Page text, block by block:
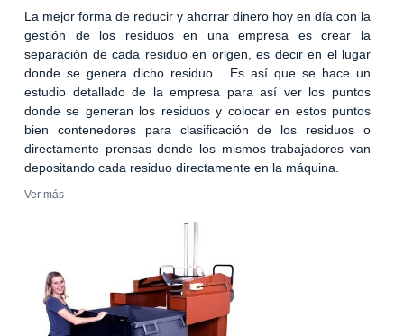
La mejor forma de reducir y ahorrar dinero hoy en día con la
gestión de los residuos en una empresa es crear la
separación de cada residuo en origen, es decir en el lugar
donde se genera dicho residuo. Es así que se hace un
estudio detallado de la empresa para así ver los puntos
donde se generan los residuos y colocar en estos puntos
bien contenedores para clasificación de los residuos o
directamente prensas donde los mismos trabajadores van
depositando cada residuo directamente en la máquina.
Ver más